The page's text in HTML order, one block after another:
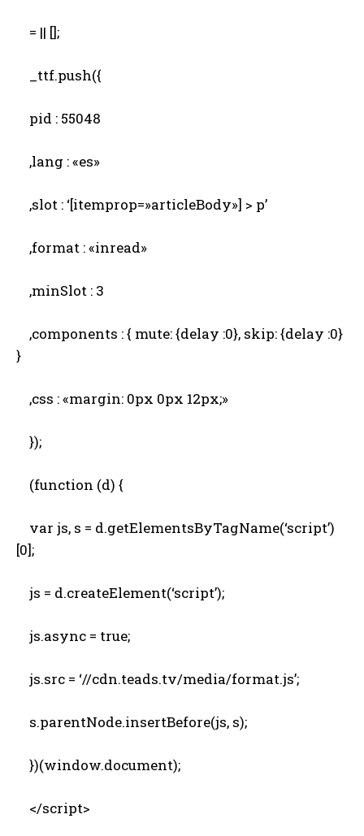
= || [];
_ttf.push({
pid : 55048
,lang : «es»
,slot : ‘[itemprop=»articleBody»] > p’
,format : «inread»
,minSlot : 3
,components : { mute: {delay :0}, skip: {delay :0}
}
,css : «margin: 0px 0px 12px;»
});
(function (d) {
var js, s = d.getElementsByTagName(‘script’)
[0];
js = d.createElement(‘script’);
js.async = true;
js.src = ‘//cdn.teads.tv/media/format.js’;
s.parentNode.insertBefore(js, s);
})(window.document);
</script>